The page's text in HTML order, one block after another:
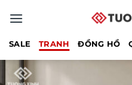
qua
SALE TRANH ĐỒNG HỒ